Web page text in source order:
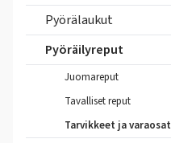
Pyörälaukut
Pyöräilyreput
Juomareput
Tavalliset reput
Tarvikkeet ja varaosat